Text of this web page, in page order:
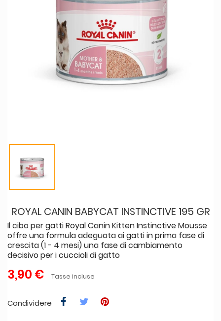
ROYAL CANIN BABYCAT INSTINCTIVE 195 GR
Il cibo per gatti Royal Canin Kitten Instinctive Mousse
offre una formula adeguata ai gatti in prima fase di
crescita (1 - 4 mesi) una fase di cambiamento
decisivo per i cuccioli di gatto
3,90 € Tasse incluse
Condividere